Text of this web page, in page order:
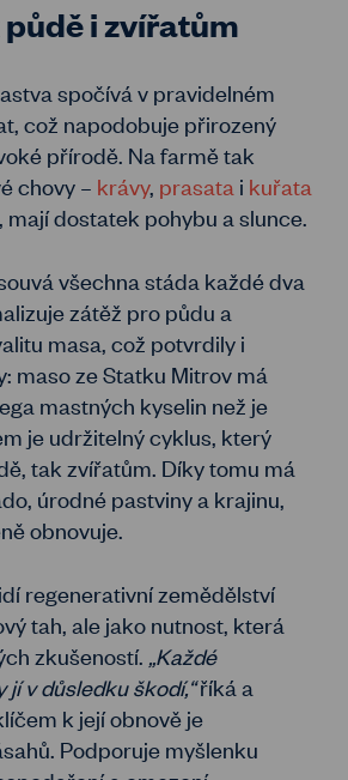
i zvířatům
spočívá v pravidelném
což napodobuje přirozený
přírodě. Na farmě tak
chovy – krávy, prasata i kuřata
mají dostatek pohybu a slunce.
všechna stáda každé dva
zátěž pro půdu a
masa, což potvrdily i
maso ze Statku Mitrov má
mastných kyselin než je
je udržitelný cyklus, který
tak zvířatům. Díky tomu má
úrodné pastviny a krajinu,
obnovuje.
regenerativní zemědělství
tah, ale jako nutnost, která
zkušeností. „Každé
v důsledku škodí,“říká a
k její obnově je
Podporuje myšlenku